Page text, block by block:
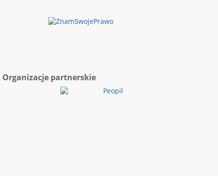
Organizacje partnerskie